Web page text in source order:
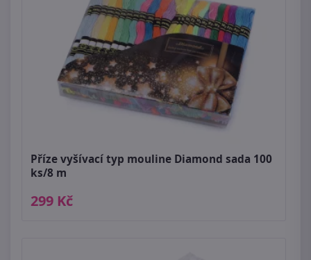
Příze vyšívací typ mouline Diamond sada 100
ks/8 m
299 Kč